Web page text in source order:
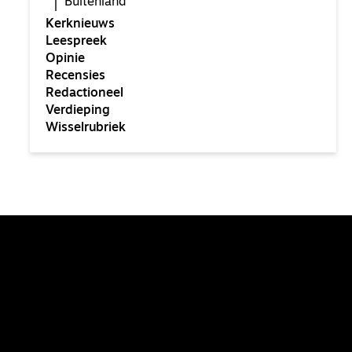
Kerknieuws
Leespreek
Opinie
Recensies
Redactioneel
Verdieping
Wisselrubriek